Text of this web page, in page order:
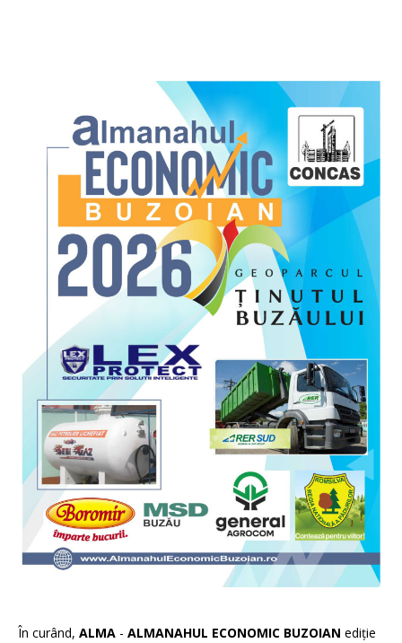
În curând, ALMA - ALMANAHUL ECONOMIC BUZOIAN ediție